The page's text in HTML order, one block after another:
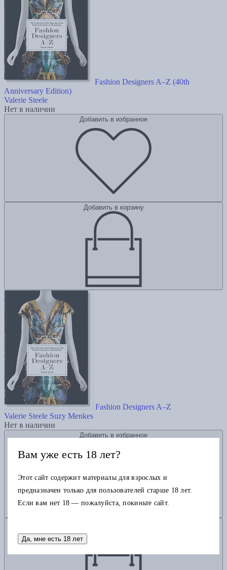
Fashion Designers A–Z (40th
Anniversary Edition)
Valerie Steele
Нет в наличии
Добавить в избранное
Добавить в корзину
Fashion Designers A–Z
Valerie Steele Suzy Menkes
Нет в наличии
Добавить в избранное
Вам уже есть 18 лет?
Этот сайт содержит материалы для взрослых и
предназначен только для пользователей старше 18 лет.
Если вам нет 18 — пожалуйста, покиньте сайт.
Да, мне есть 18 лет